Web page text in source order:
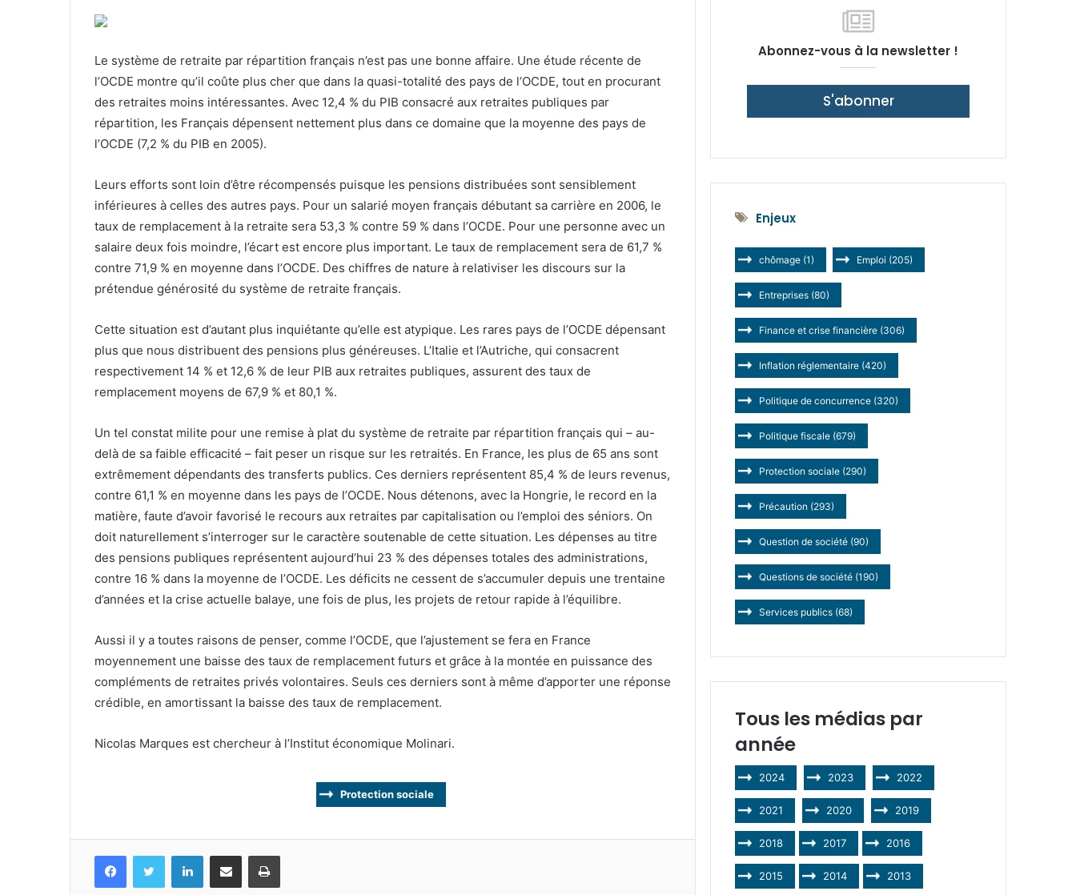
Le système de retraite par répartition français n’est pas une bonne affaire. Une étude récente de
l’OCDE montre qu’il coûte plus cher que dans la quasi-totalité des pays de l’OCDE, tout en procurant
des retraites moins intéressantes. Avec 12,4 % du PIB consacré aux retraites publiques par
répartition, les Français dépensent nettement plus dans ce domaine que la moyenne des pays de
l’OCDE (7,2 % du PIB en 2005).
Leurs efforts sont loin d’être récompensés puisque les pensions distribuées sont sensiblement
inférieures à celles des autres pays. Pour un salarié moyen français débutant sa carrière en 2006, le
taux de remplacement à la retraite sera 53,3 % contre 59 % dans l’OCDE. Pour une personne avec un
salaire deux fois moindre, l’écart est encore plus important. Le taux de remplacement sera de 61,7 %
contre 71,9 % en moyenne dans l’OCDE. Des chiffres de nature à relativiser les discours sur la
prétendue générosité du système de retraite français.
Cette situation est d’autant plus inquiétante qu’elle est atypique. Les rares pays de l’OCDE dépensant
plus que nous distribuent des pensions plus généreuses. L’Italie et l’Autriche, qui consacrent
respectivement 14 % et 12,6 % de leur PIB aux retraites publiques, assurent des taux de
remplacement moyens de 67,9 % et 80,1 %.
Un tel constat milite pour une remise à plat du système de retraite par répartition français qui – au-
delà de sa faible efficacité – fait peser un risque sur les retraités. En France, les plus de 65 ans sont
extrêmement dépendants des transferts publics. Ces derniers représentent 85,4 % de leurs revenus,
contre 61,1 % en moyenne dans les pays de l’OCDE. Nous détenons, avec la Hongrie, le record en la
matière, faute d’avoir favorisé le recours aux retraites par capitalisation ou l’emploi des séniors. On
doit naturellement s’interroger sur le caractère soutenable de cette situation. Les dépenses au titre
des pensions publiques représentent aujourd’hui 23 % des dépenses totales des administrations,
contre 16 % dans la moyenne de l’OCDE. Les déficits ne cessent de s’accumuler depuis une trentaine
d’années et la crise actuelle balaye, une fois de plus, les projets de retour rapide à l’équilibre.
Aussi il y a toutes raisons de penser, comme l’OCDE, que l’ajustement se fera en France
moyennement une baisse des taux de remplacement futurs et grâce à la montée en puissance des
compléments de retraites privés volontaires. Seuls ces derniers sont à même d’apporter une réponse
crédible, en amortissant la baisse des taux de remplacement.
Nicolas Marques est chercheur à l’Institut économique Molinari.
Protection sociale
FacebookTwitter LinkedinPartagez par mail Imprimez
Abonnez-vous à la newsletter !
S'abonner
Enjeux
chômage (1) Emploi (205)
Entreprises (80)
Finance et crise financière (306)
Inflation réglementaire (420)
Politique de concurrence (320)
Politique fiscale (679)
Protection sociale (290)
Précaution (293)
Question de société (90)
Questions de société (190)
Services publics (68)
Tous les médias par
année
2024 2023 2022
2021 2020 2019
2018 2017 2016
2015 2014 2013